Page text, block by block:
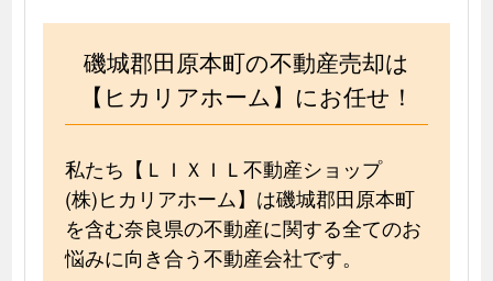
磯城郡田原本町の不動産売却は
【ヒカリアホーム】にお任せ！
私たち【ＬＩＸＩＬ不動産ショップ
(株)ヒカリアホーム】は磯城郡田原本町
を含む奈良県の不動産に関する全てのお
悩みに向き合う不動産会社です。